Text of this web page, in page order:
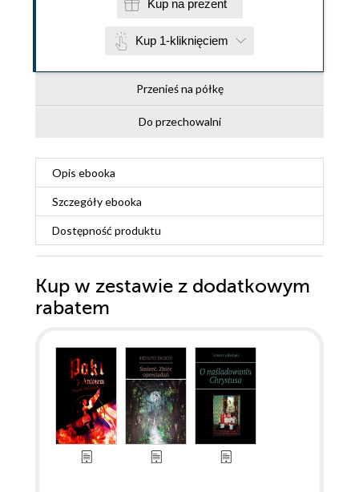
Kup na prezent
Kup 1-kliknięciem
Przenieś na półkę
Do przechowalni
Opis ebooka
Szczegółyebooka
Dostępność produktu
Kup w zestawie z dodatkowym
rabatem